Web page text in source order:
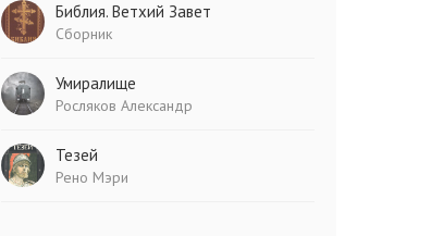
Библия. Ветхий Завет
Сборник
Умиралище
Росляков Александр
Тезей
Рено Мэри